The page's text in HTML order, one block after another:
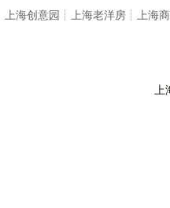
上海创意园┊ 上海老洋房┊ 上海